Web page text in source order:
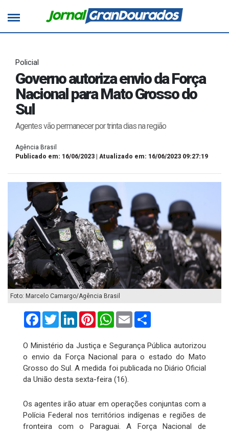
Policial
Governo autoriza envio da Força
Nacional para Mato Grosso do
Sul
Agentes vão permanecer por trinta dias na região
Agência Brasil
Publicado em: 16/06/2023 | Atualizado em: 16/06/2023 09:27:19
Foto: Marcelo Camargo/Agência Brasil
FacebookTwitterLinkedInPinterestWhatsApp
Email
O Ministério da Justiça e Segurança Pública autorizou
o envio da Força Nacional para o estado do Mato
Grosso do Sul. A medida foi publicada no Diário Oficial
da União desta sexta-feira (16).
Os agentes irão atuar em operações conjuntas com a
Polícia Federal nos territórios indígenas e regiões de
fronteira com o Paraguai. A Força Nacional de